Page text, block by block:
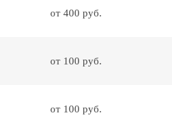
от 400 руб.
от 100 руб.
от 100 руб.